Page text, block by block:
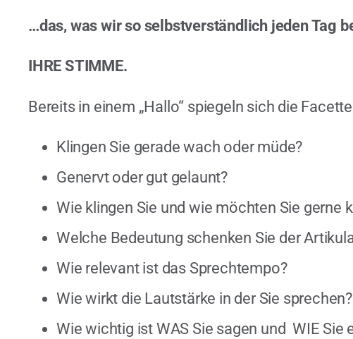
…das, was wir so selbstverständlich jeden Tag
IHRE STIMME.
Bereits in einem „Hallo“ spiegeln sich die
Klingen Sie gerade wach oder müde?
Genervt oder gut gelaunt?
Wie klingen Sie und wie möchten Sie gerne
Welche Bedeutung schenken Sie der
Wie relevant ist das Sprechtempo?
Wie wirkt die Lautstärke in der Sie sprechen?
Wie wichtig ist WAS Sie sagen und WIE Sie